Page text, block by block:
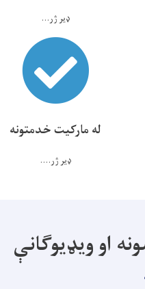
ډیر ژر...
له مارکیت خدمتونه
ډیر ژر....
او ویډیوګانې